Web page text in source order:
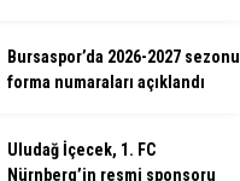
Bursaspor’da 2026-2027 sezonu
forma numaraları açıklandı
Uludağ İçecek, 1. FC
Nürnberg’in resmi sponsoru